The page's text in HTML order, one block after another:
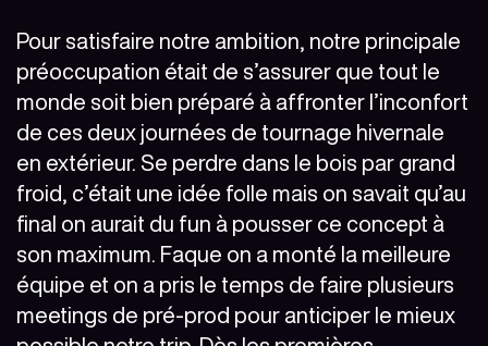
Pour satisfaire notre ambition, notre principale
préoccupation était de s’assurer que tout le
monde soit bien préparé à affronter l’inconfort
de ces deux journées de tournage hivernale
en extérieur. Se perdre dans le bois par grand
froid, c’était une idée folle mais on savait qu’au
final on aurait du fun à pousser ce concept à
son maximum. Faque on a monté la meilleure
équipe et on a pris le temps de faire plusieurs
meetings de pré-prod pour anticiper le mieux